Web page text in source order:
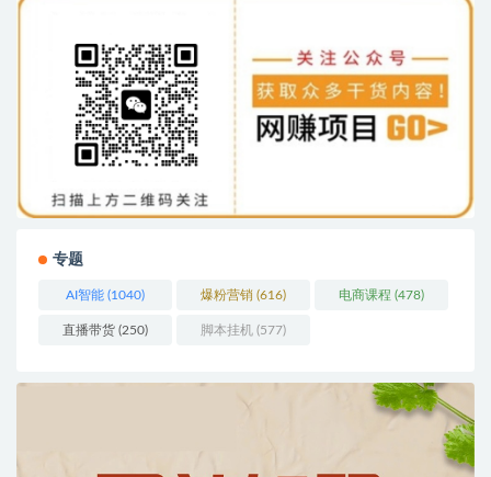
专题
AI智能 (1040) 爆粉营销 (616) 电商课程 (478)
直播带货 (250) 脚本挂机 (577)